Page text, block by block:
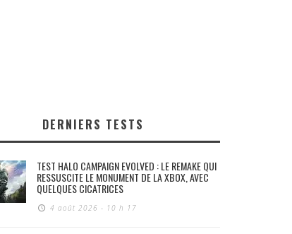
DERNIERS TESTS
TEST HALO CAMPAIGN EVOLVED : LE REMAKE QUI
RESSUSCITE LE MONUMENT DE LA XBOX, AVEC
QUELQUES CICATRICES
4 août 2026 - 10 h 17